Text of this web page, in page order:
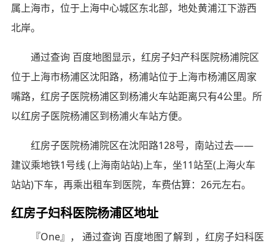
属上海市，位于上海中心城区东北部，地处黄浦江下游西
北岸。
通过查询 百度地图显示，红房子妇产科医院杨浦院区
位于上海市杨浦区沈阳路，杨浦站位于上海市杨浦区周家
嘴路，红房子医院杨浦区到杨浦火车站距离只有4公里。所
以红房子医院杨浦区到杨浦火车站方便。
红房子医院杨浦院区在沈阳路128号，南站过去——
建议乘地铁1号线 (上海南站站)上车，坐11站至(上海火车
站站)下车，再乘出租车到医院，车费估算：26元左右。
红房子妇科医院杨浦区地址
『One』， 通过查询 百度地图了解到 ，红房子妇科医